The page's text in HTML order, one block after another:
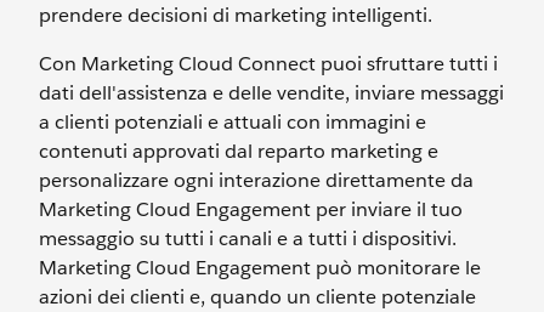
prendere decisioni di marketing intelligenti.
Con Marketing Cloud Connect puoi sfruttare tutti i
dati dell'assistenza e delle vendite, inviare messaggi
a clienti potenziali e attuali con immagini e
contenuti approvati dal reparto marketing e
personalizzare ogni interazione direttamente da
Marketing Cloud Engagement per inviare il tuo
messaggio su tutti i canali e a tutti i dispositivi.
Marketing Cloud Engagement può monitorare le
azioni dei clienti e, quando un cliente potenziale